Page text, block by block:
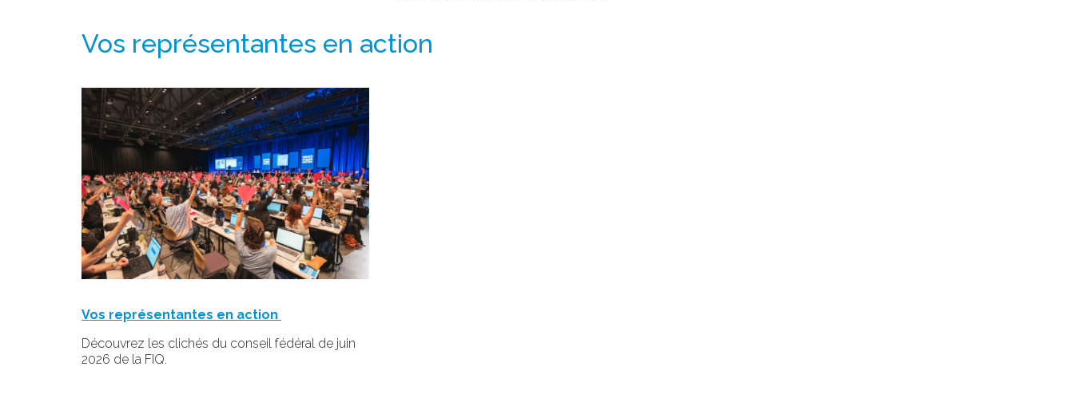
Vos représentantes en action
Vos représentantes en action
Découvrez les clichés du conseil fédéral de juin
2026 de la FIQ.